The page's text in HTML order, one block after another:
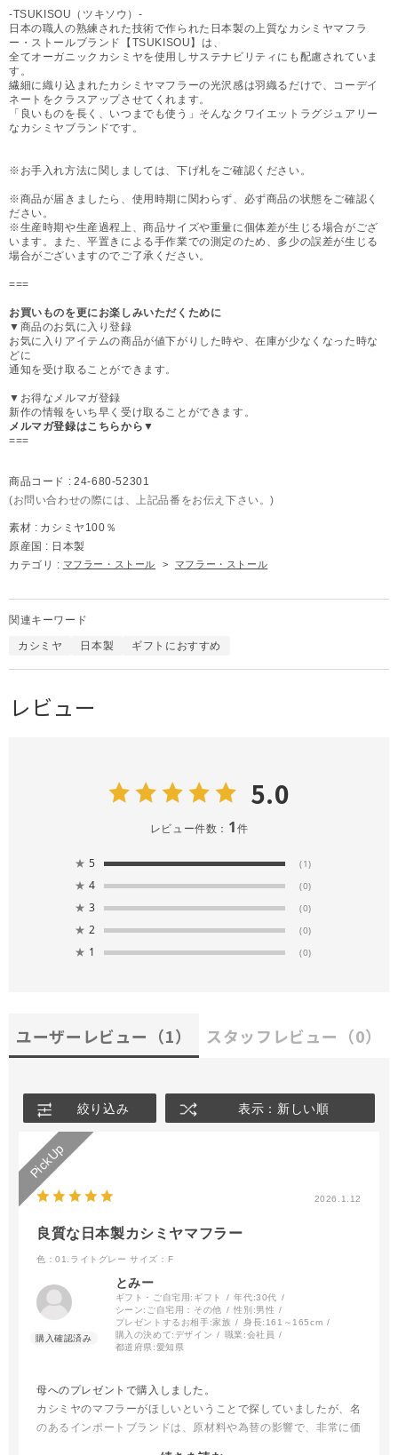
-TSUKISOU（ツキソウ）-
日本の職人の熟練された技術で作られた日本製の上質なカシミヤマフラ
ー・ストールブランド【TSUKISOU】は、
全てオーガニックカシミヤを使用しサステナビリティにも配慮されていま
す。
繊細に織り込まれたカシミヤマフラーの光沢感は羽織るだけで、コーデイ
ネートをクラスアップさせてくれます。
「良いものを長く、いつまでも使う」そんなクワイエットラグジュアリー
なカシミヤブランドです。
※お手入れ方法に関しましては、下げ札をご確認ください。
※商品が届きましたら、使用時期に関わらず、必ず商品の状態をご確認く
ださい。
※生産時期や生産過程上、商品サイズや重量に個体差が生じる場合がござ
います。また、平置きによる手作業での測定のため、多少の誤差が生じる
場合がございますのでご了承ください。
===
お買いものを更にお楽しみいただくために
▼商品のお気に入り登録
お気に入りアイテムの商品が値下がりした時や、在庫が少なくなった時な
どに
通知を受け取ることができます。
▼お得なメルマガ登録
新作の情報をいち早く受け取ることができます。
メルマガ登録はこちらから▼
===
商品コード : 24-680-52301
(お問い合わせの際には、上記品番をお伝え下さい。)
素材 : カシミヤ100％
原産国 : 日本製
カテゴリ : マフラー・ストール > マフラー・ストール
関連キーワード
カシミヤ 日本製 ギフトにおすすめ
レビュー
5.0
レビュー件数： 1件
★ 5 (1)
★ 4 (0)
★ 3 (0)
★ 2 (0)
★ 1 (0)
ユーザーレビュー （1） スタッフレビュー （0）
絞り込み 表示：新しい順
2026.1.12
良質な日本製カシミヤマフラー
色：01.ライトグレー サイズ：F
とみー
ギフト・ご自宅用: ギフト 年代:30代
シーン: ご自宅用：その他 性別:男性
プレゼントするお相手:家族 身長: 161～165cm
購入の決めて: デザイン 職業:会社員
都道府県:愛知県
母へのプレゼントで購入しました。
カシミヤのマフラーがほしいということで探していましたが、名
のあるインポートブランドは、原材料や為替の影響で、非常に価